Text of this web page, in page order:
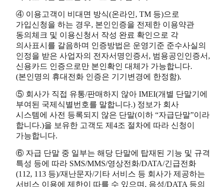
④ 이용고객이 비대면 방식(온라인, TM 등)으로
가입신청을 하는 경우, 본인인증을 전제한 이용약관
동의체크 및 이용신청서 작성 완료 확인으로 각
의사표시를 갈음하며 인증방법은 운영기준 준수사실의
인정을 받은 사업자의 전자서명인증서, 범용공인인증서,
신용카드 인증으로만 본인확인 대체가 가능합니다.
(본인명의 휴대전화 인증은 기기변경에 한정함).
⑤ 회사가 직접 유통/판매하지 않아 IMEI(개별 단말기에
부여된 국제식별번호를 말합니다.) 정보가 회사
시스템에 사전 등록되지 않은 단말(이하 “자급단말”이라
합니다.)을 보유한 고객도 제4조 절차에 따라 신청이
가능합니다.
⑥ 자급 단말 중 일부는 해당 단말에 탑재된 기능 및 규격
특성 등에 따라 SMS/MMS/영상전화/DATA/긴급전화
(112, 113 등)/재난문자/기타 서비스 등 회사가 제공하는
서비스 이용에 제한이 따를 수 있으며, 음성/DATA 등의